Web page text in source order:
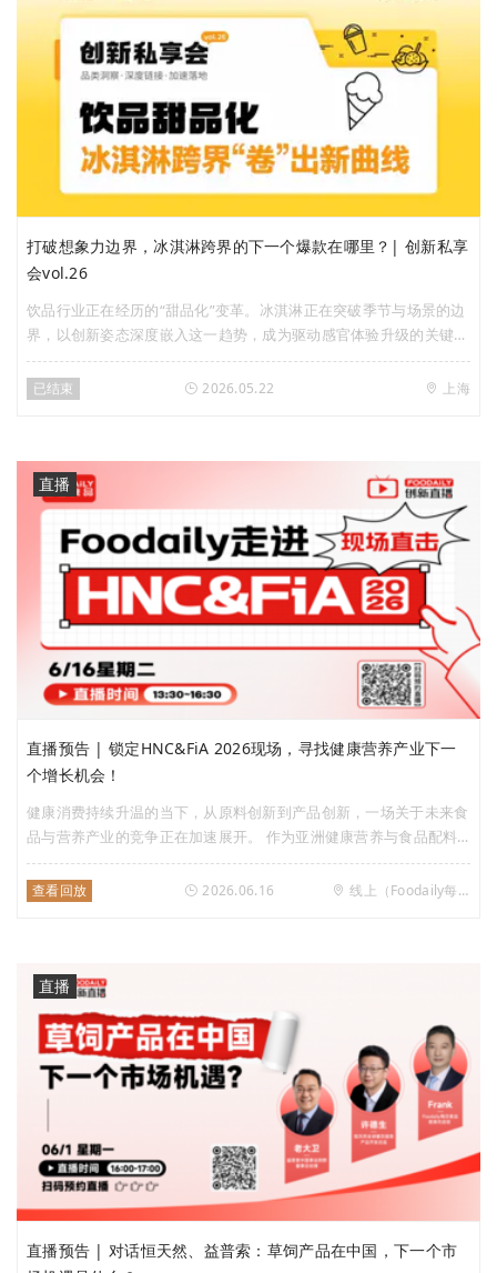
打破想象力边界，冰淇淋跨界的下一个爆款在哪里？| 创新私享
会vol.26
饮品行业正在经历的“甜品化”变革。冰淇淋正在突破季节与场景的边
界，以创新姿态深度嵌入这一趋势，成为驱动感官体验升级的关键变
量。在此背景下，Foodaily将于5月22日（周五）携手国民冰淇淋品
牌八喜，特别策划「饮品甜品化，冰淇淋跨界“卷”出新曲线」主题
已结束 2026.05.22 上海
直播
直播预告 | 锁定HNC&FiA 2026现场，寻找健康营养产业下一
个增长机会！
健康消费持续升温的当下，从原料创新到产品创新，一场关于未来食
品与营养产业的竞争正在加速展开。 作为亚洲健康营养与食品配料
领域的标志性展会，2026 HNC亚洲天然及保健品展与FiA健康天然原
料、食品配料展览会即将同期启幕。 前者立足大健康终端消费市
需求洞察到产品创新落地，从终端品牌竞争到上游技术突破，两大展
会联动构建起覆盖全产业链的创新生态，也成为观察未来十年健康食
品产业趋势的重要窗口。 2026年的创新风向又将吹向哪里？
查看回放 2026.06.16 线上（Foodaily每日食品视频号）
直播
直播预告 | 对话恒天然、益普索：草饲产品在中国，下一个市